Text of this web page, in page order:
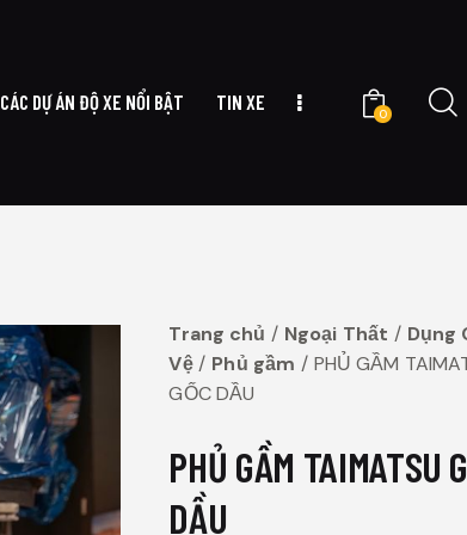
CÁC DỰ ÁN ĐỘ XE NỔI BẬT TIN XE
0
Trang chủ Ngoại Thất
Dụng
Vệ
Phủ gầm
PHỦ GẦM
GỐC DẦU
PHỦ GẦM TAIMATSU
DẦU